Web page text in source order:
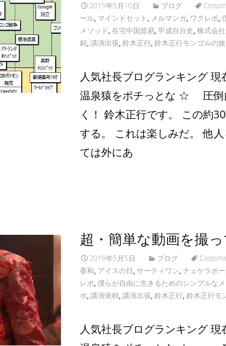
2019年5月10日 ブログ
ール, マインドセット , メルマンガ, ワクレボ,
メソッド,在宅中国貿易,平成自分史,株式会
頼,講演出張,鈴木正行,鈴木正行モンゴルの旅
人気社長ブログランキング 現
温泉猿をポチっとな ☆ 圧倒
く！ 鈴木正行です。 この約
する。 これは楽しみだ。 他
ては外にあ
超・簡単な動画を撮っ
2019年5月5日 ブログ
香和, アイスの日,サーティワン,チェケラポ
レボ,僕らが自由に生きるためのシンプルな
ボ,講演依頼,講演出張,鈴木正行,鈴木正行モ
人気社長ブログランキング 現